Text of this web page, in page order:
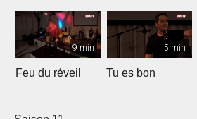
9 min
Feu du réveil
5 min
Tu es bon